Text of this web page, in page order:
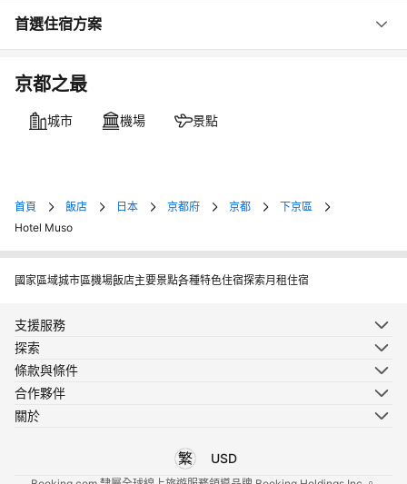
首選住宿方案
京都之最
城市 機場 景點
首頁 飯店 日本 京都府 京都
下京區
Hotel Muso
國家區域城市區機場飯店主要景點各種特色住宿探索月租住宿
支援服務
探索
條款與條件
合作夥伴
關於
選擇您使用的語言
USD
選擇您使用的貨幣